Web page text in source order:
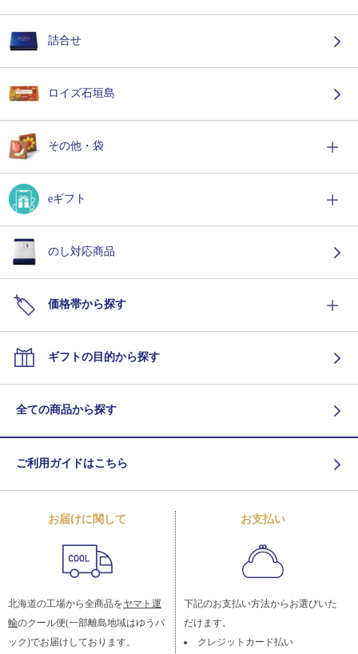
詰合せ
ロイズ石垣島
その他・袋
eギフト
のし対応商品
価格帯から探す
ギフトの目的から探す
全ての商品から探す
ご利用ガイドはこちら
お届けに関して
北海道の工場から全商品をヤマト運
輸のクール便(一部離島地域はゆうパ
ック)でお届けしております。
お支払い
下記のお支払い方法からお選びいた
だけます。
クレジットカード払い